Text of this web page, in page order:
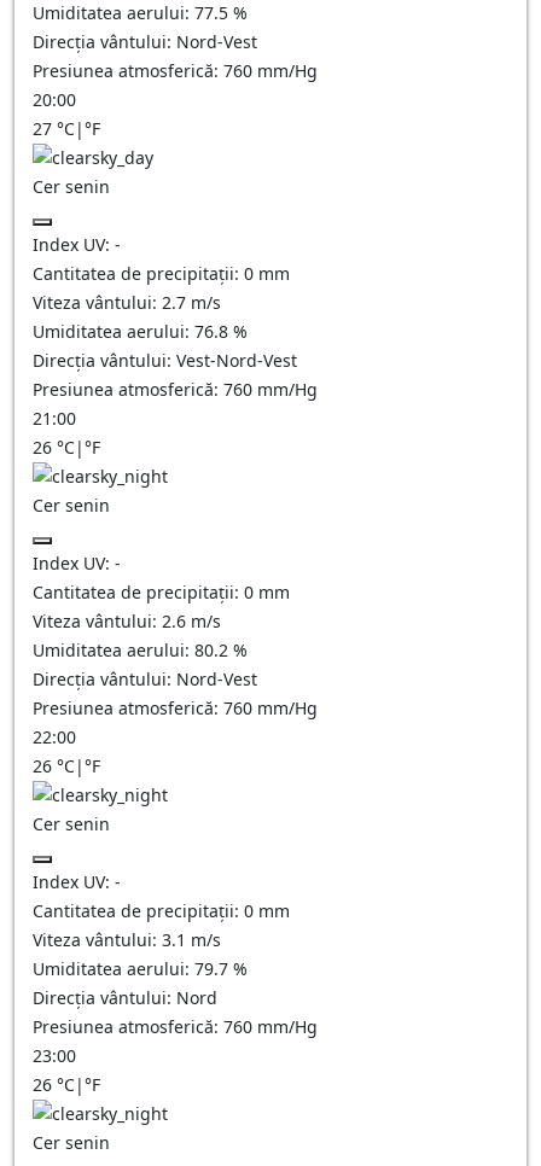
Umiditatea aerului: 77.5 %
Direcția vântului: Nord-Vest
Presiunea atmosferică: 760 mm/Hg
20:00
27 °C|°F
Cer senin
Index UV: -
Cantitatea de precipitații: 0 mm
Viteza vântului: 2.7 m/s
Umiditatea aerului: 76.8 %
Direcția vântului: Vest-Nord-Vest
Presiunea atmosferică: 760 mm/Hg
21:00
26 °C|°F
Cer senin
Index UV: -
Cantitatea de precipitații: 0 mm
Viteza vântului: 2.6 m/s
Umiditatea aerului: 80.2 %
Direcția vântului: Nord-Vest
Presiunea atmosferică: 760 mm/Hg
22:00
26 °C|°F
Cer senin
Index UV: -
Cantitatea de precipitații: 0 mm
Viteza vântului: 3.1 m/s
Umiditatea aerului: 79.7 %
Direcția vântului: Nord
Presiunea atmosferică: 760 mm/Hg
23:00
26 °C|°F
Cer senin